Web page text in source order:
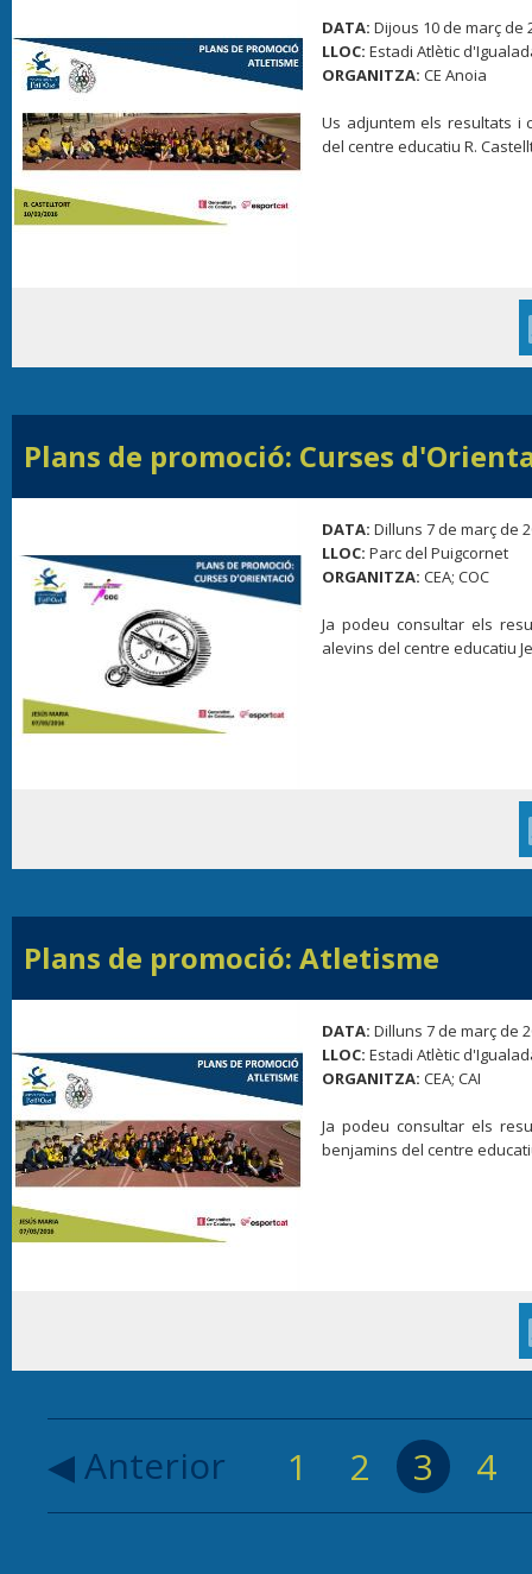
DATA: Dijous 10 de març de
LLOC: Estadi Atlètic
ORGANITZA: CE Anoia
Us adjuntem els resultats i
del centre educatiu R.
Plans de promoció: Curses
DATA: Dilluns 7 de març de
LLOC: Parc del Puigcornet
ORGANITZA: CEA; COC
Ja podeu consultar els
alevins del centre educatiu
Plans de promoció: Atletisme
DATA: Dilluns 7 de març de
LLOC: Estadi Atlètic
ORGANITZA: CEA; CAI
Ja podeu consultar els
benjamins del centre
◀ Anterior 1 2 3 4